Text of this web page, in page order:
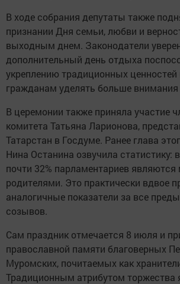
В ходе собрания депутаты также
признании Дня семьи, любви и
выходным днем. Законодатели
дополнительный день отдыха
укреплению традиционных ценностей
гражданам уделять больше
В церемонии также приняла участие
комитета Татьяна Ларионова,
Татарстан в Госдуме. Ранее глава
Нина Останина озвучила статистику:
почти 32% парламентариев
родителями. Это практически вдвое
аналогичные показатели за все
созывов.
Сам праздник отмечается 8 июля и
православной памяти благоверных
Муромских, почитаемых как
Традиционным атрибутом торжества